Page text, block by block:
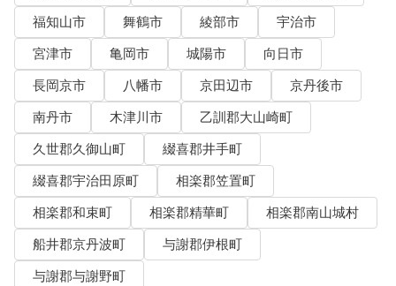
福知山市
舞鶴市 綾部市
宇治市
宮津市
亀岡市 城陽市
向日市
長岡京市
八幡市 京田辺市
京丹後市
南丹市
木津川市
乙訓郡大山崎町
久世郡久御山町
綴喜郡井手町
綴喜郡宇治田原町
相楽郡笠置町
相楽郡和束町
相楽郡精華町
相楽郡南山城村
船井郡京丹波町
与謝郡伊根町
与謝郡与謝野町